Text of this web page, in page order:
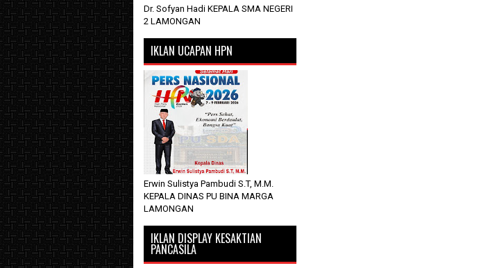
Dr. Sofyan Hadi KEPALA SMA NEGERI
2 LAMONGAN
IKLAN UCAPAN HPN
Erwin Sulistya Pambudi S.T, M.M.
KEPALA DINAS PU BINA MARGA
LAMONGAN
IKLAN DISPLAY KESAKTIAN
PANCASILA